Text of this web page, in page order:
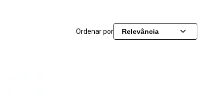
Ordenar por Relevância